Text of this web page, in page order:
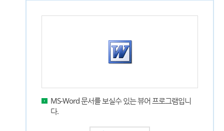
MS-Word 문서를 보실수 있는 뷰어 프로그램입니
다.